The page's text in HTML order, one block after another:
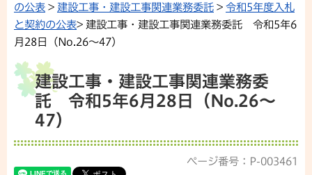
の公表 > 建設工事・建設工事関連業務委託 > 令和5年度入札
と契約の公表> 建設工事・建設工事関連業務委託 令和5年6
月28日（No.26〜47）
建設工事・建設工事関連業務委
託 令和5年6月28日（No.26〜
47）
ページ番号：P-003461